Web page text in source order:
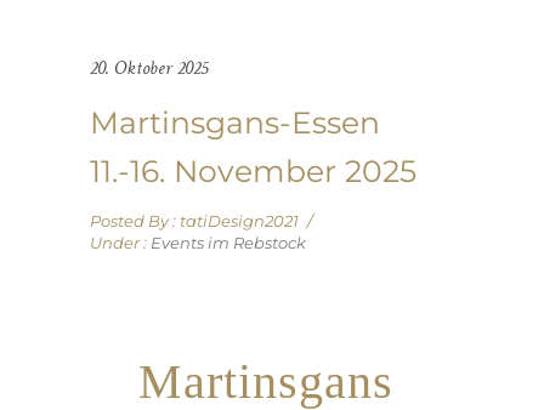
20. Oktober 2025
Martinsgans-Essen
11.-16. November 2025
Posted By : tatiDesign2021 /
Under : Events im Rebstock
Martinsgans